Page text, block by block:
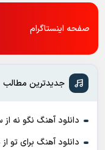
صفحه اینستاگرام
جدیدترین مطالب
دانلود آهنگ نگو نه
دانلود آهنگ برای تو